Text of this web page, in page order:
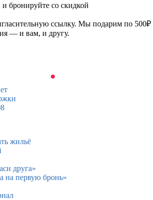
бронируйте со скидкой
ссылку. Мы подарим по 500₽
— и вам, и другу.
жильё
друга»
на первую бронь»